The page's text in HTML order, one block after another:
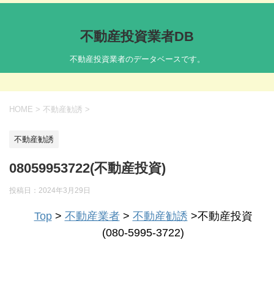
不動産投資業者DB
不動産投資業者のデータベースです。
HOME > 不動産勧誘 >
不動産勧誘
08059953722(不動産投資)
投稿日： 2024年3月29日
Top> 不動産業者> 不動産勧誘 >不動産投資
(080-5995-3722)